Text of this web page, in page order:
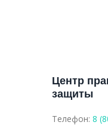
Центр
защиты
Телефон: 8